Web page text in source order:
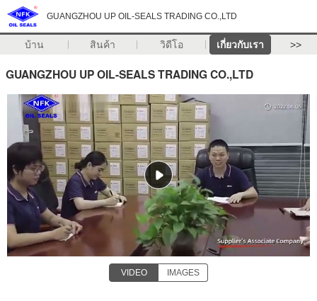
GUANGZHOU UP OIL-SEALS TRADING CO.,LTD
บ้าน สินค้า วิดีโอ เกี่ยวกับเรา >>
GUANGZHOU UP OIL-SEALS TRADING CO.,LTD
VIDEO IMAGES